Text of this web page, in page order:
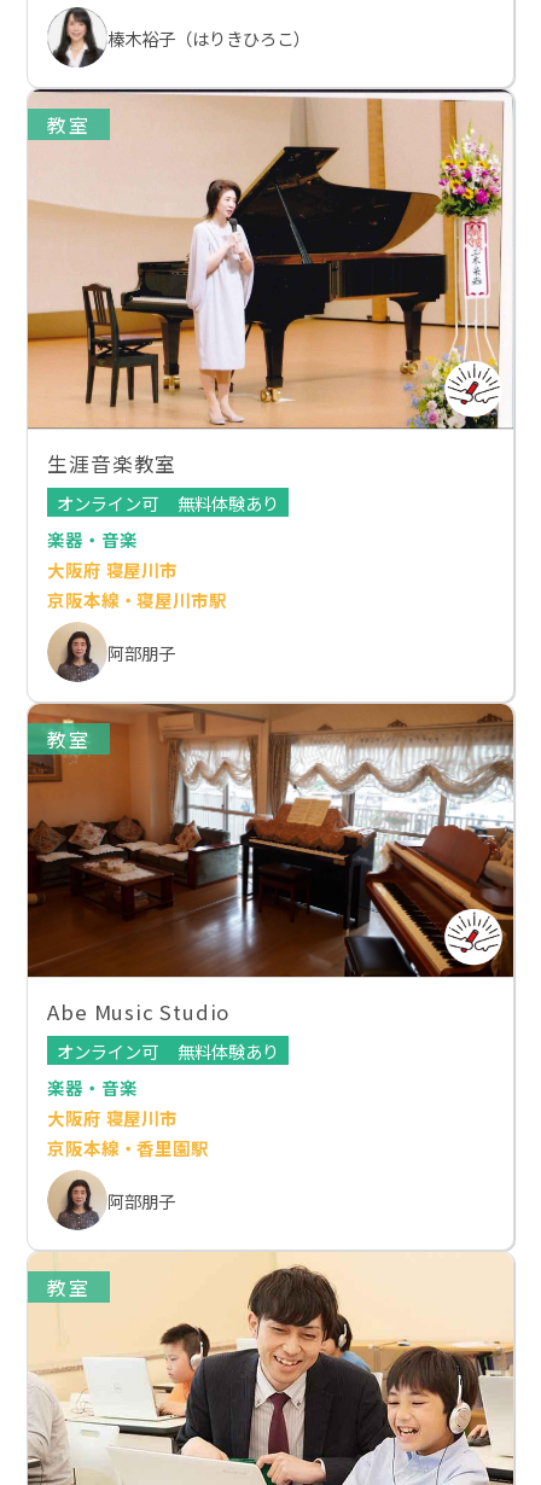
榛木裕子（はりきひろこ）
教室
生涯音楽教室
オンライン可
無料体験あり
楽器・音楽
大阪府 寝屋川市
京阪本線・寝屋川市駅
阿部朋子
教室
Abe Music Studio
オンライン可
無料体験あり
楽器・音楽
大阪府 寝屋川市
京阪本線・香里園駅
阿部朋子
教室